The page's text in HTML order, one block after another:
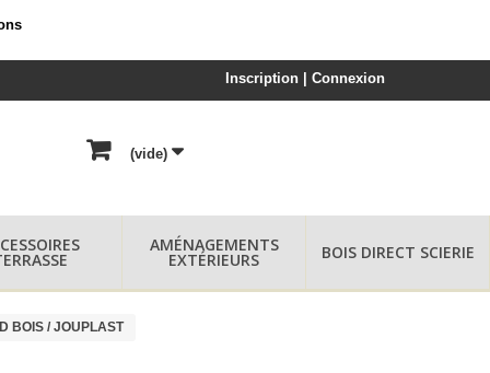
Inscription | Connexion
(vide)
AMÉNAGEMENTS
EXTÉRIEURS BOIS DIRECT SCIERIE
BOIS / JOUPLAST